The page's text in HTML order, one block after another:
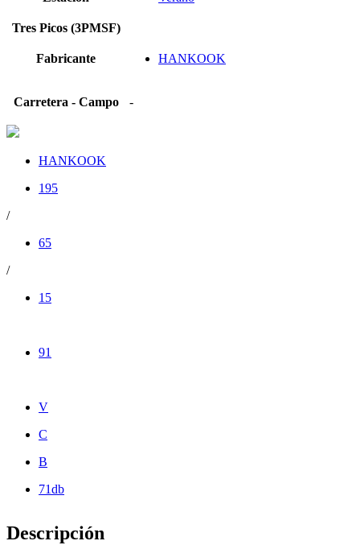
Tres Picos (3PMSF)
Fabricante HANKOOK
Carretera - Campo -
HANKOOK
195
/
65
/
15
91
V
C
B
71db
Descripción